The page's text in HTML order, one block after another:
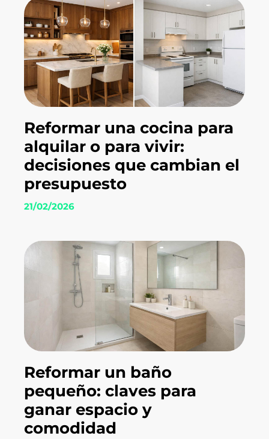
Reformar una cocina para
alquilar o para vivir:
decisiones que cambian el
presupuesto
21/02/2026
Reformar un baño
pequeño: claves para
ganar espacio y
comodidad